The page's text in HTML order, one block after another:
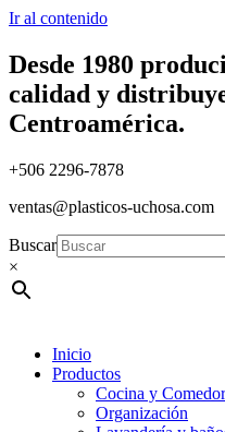
Ir al contenido
Desde 1980
calidad y
Centroamérica.
+506 2296-7878
ventas@plasticos-uchosa.com
Buscar
×
Inicio
Productos
Cocina y Comedor
Organización